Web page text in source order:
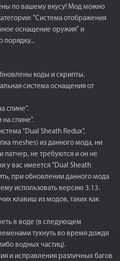
по вашему вкусу! Мод можно
"Система отображения
оснащение оружия" и
порядку...
коды и скрипты.
система оснащения от
спине".
спине".
"Dual Sheath Redux",
meshes) из данного мода, ни
патчер, не требуются и он не
у вас имеется "Dual Sheath
при обновлении данного мода
использовать версию 3.13.
клавиш из модов, таких как
в воде (в следующем
тухнуть во время дождя
водных частиц).
и исправления различных багов